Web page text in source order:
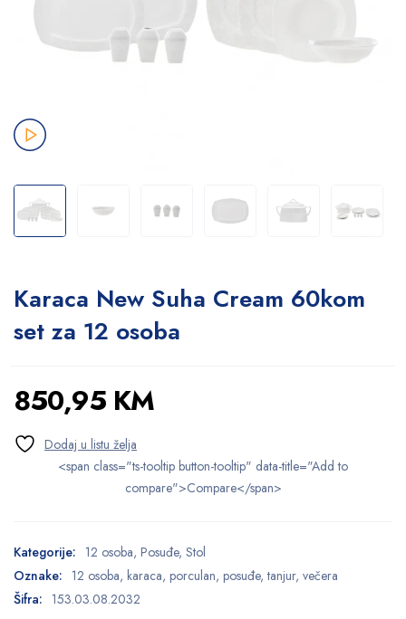
Karaca New Suha Cream 60kom
set za 12 osoba
850,95 KM
<span class="ts-tooltip button-tooltip" data-title="Add to
compare">Compare</span>
Kategorije: 12 osoba, Posuđe, Stol
Oznake: 12 osoba, karaca, porculan, posuđe,tanjur, večera
Šifra: 153.03.08.2032